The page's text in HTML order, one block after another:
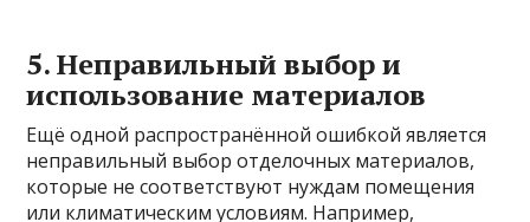
5. Неправильный выбор и
использование материалов
Ещё одной распространённой ошибкой является
неправильный выбор отделочных материалов,
которые не соответствуют нуждам помещения
или климатическим условиям. Например,